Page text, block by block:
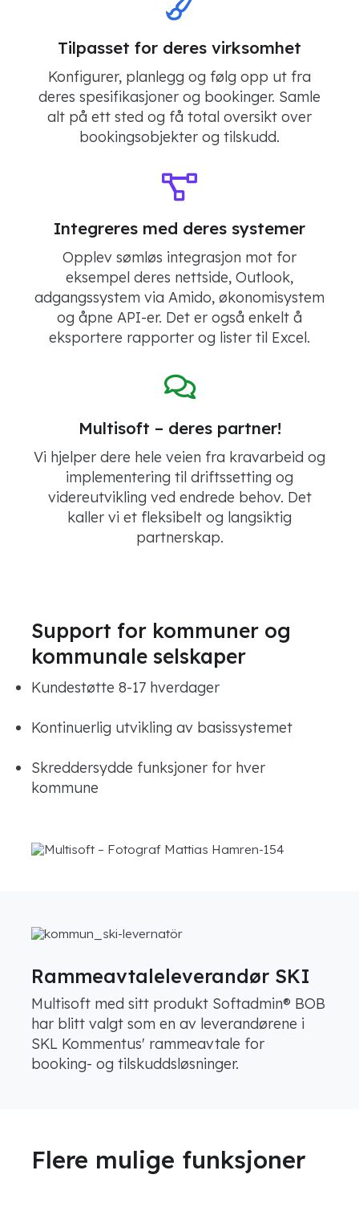
Tilpasset for deres virksomhet
Konfigurer, planlegg og følg opp ut fra
deres spesifikasjoner og bookinger. Samle
alt på ett sted og få total oversikt over
bookingsobjekter og tilskudd.
Integreres med deres systemer
Opplev sømløs integrasjon mot for
eksempel deres nettside, Outlook,
adgangssystem via Amido, økonomisystem
og åpne API-er. Det er også enkelt å
eksportere rapporter og lister til Excel.
Multisoft – deres partner!
Vi hjelper dere hele veien fra kravarbeid og
implementering til driftssetting og
videreutvikling ved endrede behov. Det
kaller vi et fleksibelt og langsiktig
partnerskap.
Support for kommuner og
kommunale selskaper
Kundestøtte 8-17 hverdager
Kontinuerlig utvikling av basissystemet
Skreddersydde funksjoner for hver
kommune
Rammeavtaleleverandør SKI
Multisoft med sitt produkt Softadmin® BOB
har blitt valgt som en av leverandørene i
SKL Kommentus' rammeavtale for
booking- og tilskuddsløsninger.
Flere mulige funksjoner